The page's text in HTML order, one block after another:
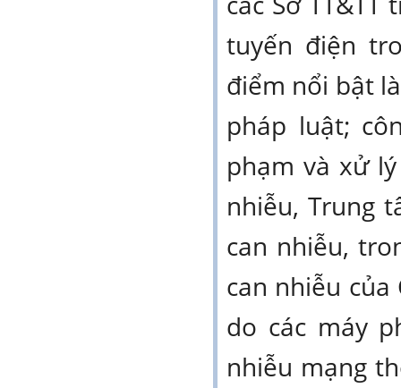
tuyến điện
điểm nổi bật
pháp luật;
phạm và xử
nhiễu, Trung
can nhiễu,
can nhiễu
do các máy
nhiễu mạng